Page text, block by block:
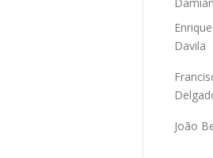
Davila
João